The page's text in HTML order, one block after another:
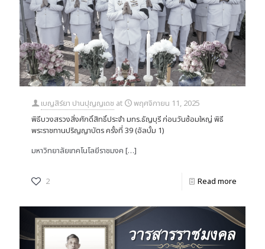
เบญสิร์ยา ปานปุญญเดช at
พฤศจิกายน 11, 2025
พิธีบวงสรวงสิ่งศักดิ์สิทธิ์ประจำ มทร.ธัญบุรี ก่อนวันซ้อมใหญ่ พิธี
พระราชทานปริญญาบัตร ครั้งที่ 39 (อัลบั้ม 1)
มหาวิทยาลัยเทคโนโลยีราชมงค […]
2 Read more